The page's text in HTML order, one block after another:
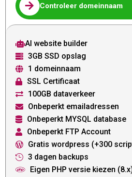
 Controleer domeinnaam
AI website builder
 3GB SSD opslag
 1 domeinnaam
 SSL Certificaat
 100GB dataverkeer
 Onbeperkt emailadressen
 Onbeperkt MYSQL database
 Onbeperkt FTP Account
 Gratis wordpress (+300
 3 dagen backups
 Eigen PHP versie kiezen